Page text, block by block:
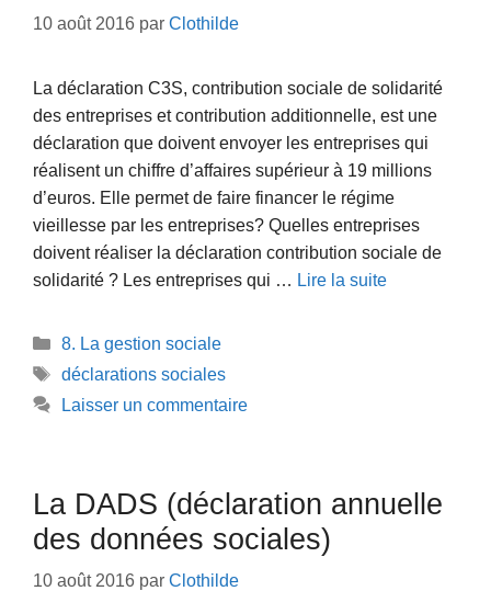
10 août 2016 par Clothilde
La déclaration C3S, contribution sociale de solidarité
des entreprises et contribution additionnelle, est une
déclaration que doivent envoyer les entreprises qui
réalisent un chiffre d’affaires supérieur à 19 millions
d’euros. Elle permet de faire financer le régime
vieillesse par les entreprises? Quelles entreprises
doivent réaliser la déclaration contribution sociale de
solidarité ? Les entreprises qui … Lire la suite
Catégories
8. La gestion sociale
Étiquettes
déclarations sociales
Laisser un commentaire
La DADS (déclaration annuelle
des données sociales)
10 août 2016 par Clothilde